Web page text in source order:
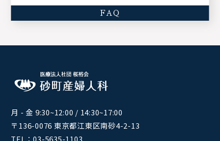
FAQ
月 - 金 9:30~12:00 / 14:30~17:00
〒136-0076 東京都江東区南砂4-2-13
TEL：03-5635-1103